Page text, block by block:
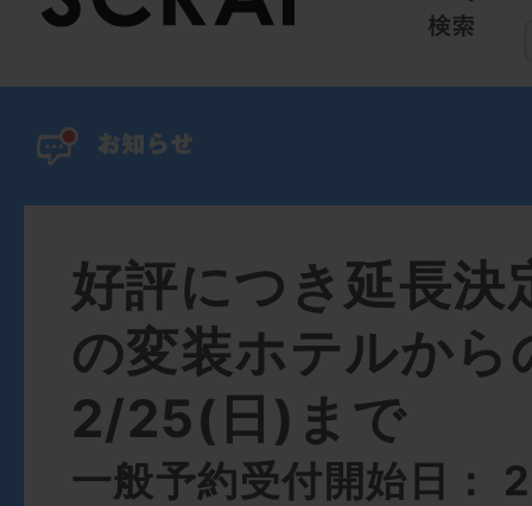
好評につき延長決
の変装ホテルから
2/25(日)まで
一般予約受付開始日：